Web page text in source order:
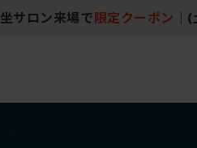
坐サロン来場で 限定クーポン (